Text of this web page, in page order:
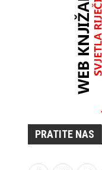
PRATITE NAS